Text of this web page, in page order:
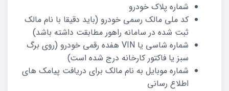
شماره پلاک خودرو
کد ملی مالک رسمی خودرو (باید دقیقا با نام مالک
ثبت شده در سامانه راهور مطابقت داشته باشد)
شماره شاسی یا VIN هفده رقمی خودرو (روی برگ
سبز یا فاکتور کارخانه درج شده است)
شماره موبایل به نام مالک برای دریافت پیامک های
اطلاع رسانی